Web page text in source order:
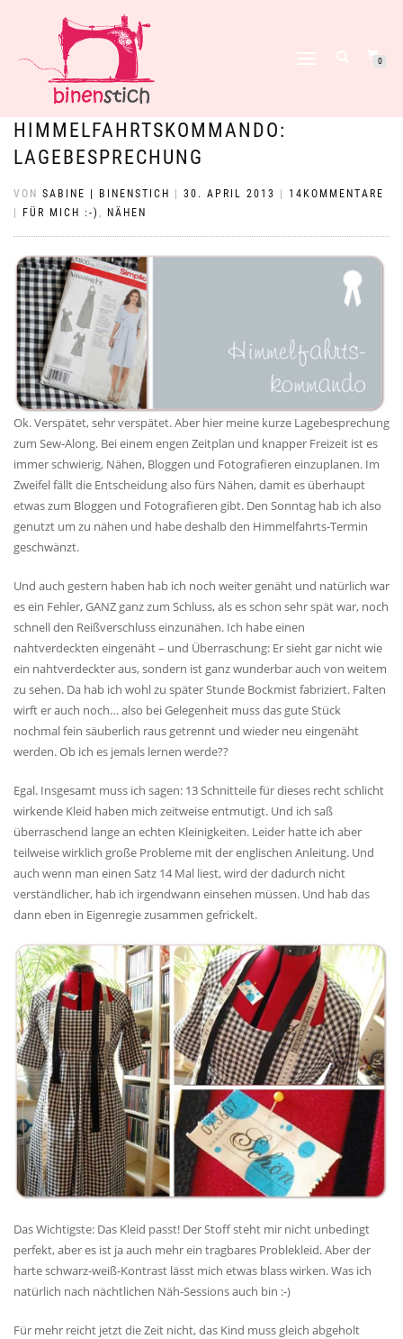
0
HIMMELFAHRTSKOMMANDO:
LAGEBESPRECHUNG
VON SABINE | BINENSTICH 30. APRIL 2013
14KOMMENTARE
FÜR MICH :-) , NÄHEN
Ok. Verspätet, sehr verspätet. Aber hier meine kurze Lagebesprechung
zum Sew-Along. Bei einem engen Zeitplan und knapper Freizeit ist es
immer schwierig, Nähen, Bloggen und Fotografieren einzuplanen. Im
Zweifel fällt die Entscheidung also fürs Nähen, damit es überhaupt
etwas zum Bloggen und Fotografieren gibt. Den Sonntag hab ich also
genutzt um zu nähen und habe deshalb den Himmelfahrts-Termin
geschwänzt.
Und auch gestern haben hab ich noch weiter genäht und natürlich war
es ein Fehler, GANZ ganz zum Schluss, als es schon sehr spät war, noch
schnell den Reißverschluss einzunähen. Ich habe einen
nahtverdeckten eingenäht – und Überraschung: Er sieht gar nicht wie
ein nahtverdeckter aus, sondern ist ganz wunderbar auch von weitem
zu sehen. Da hab ich wohl zu später Stunde Bockmist fabriziert. Falten
wirft er auch noch… also bei Gelegenheit muss das gute Stück
nochmal fein säuberlich raus getrennt und wieder neu eingenäht
werden. Ob ich es jemals lernen werde??
Egal. Insgesamt muss ich sagen: 13 Schnitteile für dieses recht schlicht
wirkende Kleid haben mich zeitweise entmutigt. Und ich saß
überraschend lange an echten Kleinigkeiten. Leider hatte ich aber
teilweise wirklich große Probleme mit der englischen Anleitung. Und
auch wenn man einen Satz 14 Mal liest, wird der dadurch nicht
verständlicher, hab ich irgendwann einsehen müssen. Und hab das
dann eben in Eigenregie zusammen gefrickelt.
Das Wichtigste: Das Kleid passt! Der Stoff steht mir nicht unbedingt
perfekt, aber es ist ja auch mehr ein tragbares Problekleid. Aber der
harte schwarz-weiß-Kontrast lässt mich etwas blass wirken. Was ich
natürlich nach nächtlichen Näh-Sessions auch bin :-)
Für mehr reicht jetzt die Zeit nicht, das Kind muss gleich abgeholt